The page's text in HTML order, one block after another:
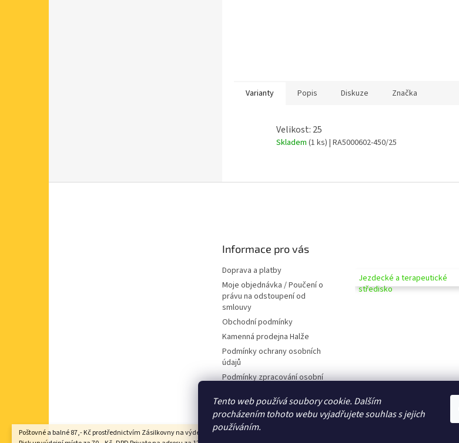
Tento web používá soubory cookie. Dalším
procházením tohoto webu vyjadřujete souhlas s jejich
používáním.
Poštovné a balné 87,- Kč prostřednictvím Zásilkovny na výdejní místo Z-point, DPD CZ
Varianty Popis Diskuze Značka
Velikost: 25
Skladem (1 ks) | RA5000602-450/25
Informace pro vás
Doprava a platby
Moje objednávka / Poučení o
právu na odstoupení od
smlouvy
Obchodní podmínky
Kamenná prodejna Halže
Podmínky ochrany osobních
údajů
Podmínky zpracování osobní
Souhlas se zobrazováním
nabídek
Jezdecké a terapeutické
středisko